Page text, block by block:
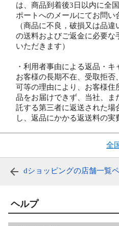
は、商品到着後3日以内に全
ポートへのメールにてお問い
（商品に不良，破損又は品
の送料およびご返金に必要な
いただきます）
・利用者事由による返品・
お客様の長期不在、受取拒
可等の理由により、お客様
品をお届けできず、当社、
託する第三者に返送された場
し、返品にかかる返送料の実
全
dショッピングの店舗一覧
ヘルプ